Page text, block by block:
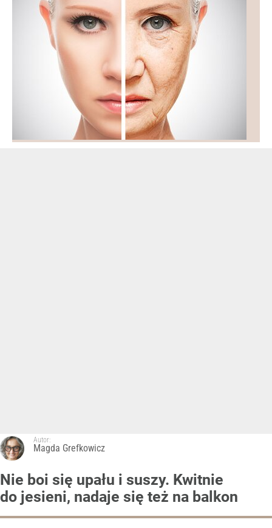
Autor:
Magda Grefkowicz
Nie boi się upału i suszy. Kwitnie
do jesieni, nadaje się też na balkon